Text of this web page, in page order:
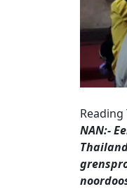
NAN:-